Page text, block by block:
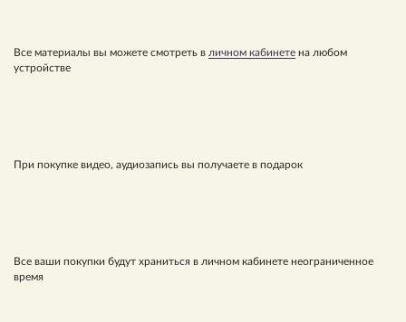
Все материалы вы можете смотреть в личном кабинете на любом
устройстве
При покупке видео, аудиозапись вы получаете в подарок
Все ваши покупки будут храниться в личном кабинете неограниченное
время